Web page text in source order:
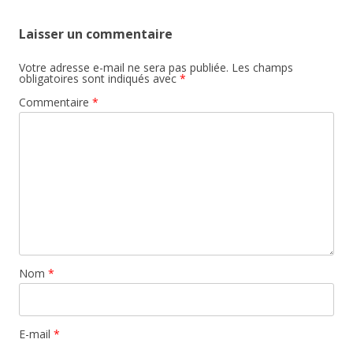
Laisser un commentaire
Votre adresse e-mail ne sera pas publiée. Les champs
obligatoires sont indiqués avec *
Commentaire *
Nom *
E-mail *